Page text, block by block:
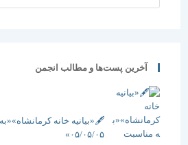
آخرین پست‌ها و مطالب انجمن
🖋️«بیانیه خانه کرمانشاه»«به
۰۵/۰۵/۰۵»